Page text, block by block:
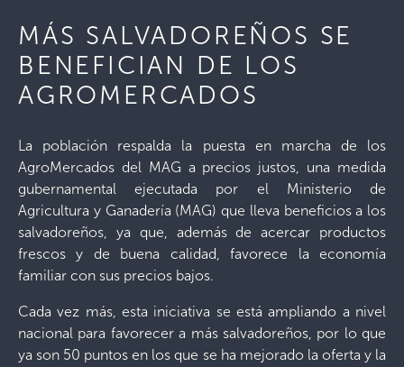
MÁS SALVADOREÑOS SE
BENEFICIAN DE LOS
AGROMERCADOS
La población respalda la puesta en marcha de los
AgroMercados del MAG a precios justos, una medida
gubernamental ejecutada por el Ministerio de
Agricultura y Ganadería (MAG) que lleva beneficios a los
salvadoreños, ya que, además de acercar productos
frescos y de buena calidad, favorece la economía
familiar con sus precios bajos.
Cada vez más, esta iniciativa se está ampliando a nivel
nacional para favorecer a más salvadoreños, por lo que
ya son 50 puntos en los que se ha mejorado la oferta y la